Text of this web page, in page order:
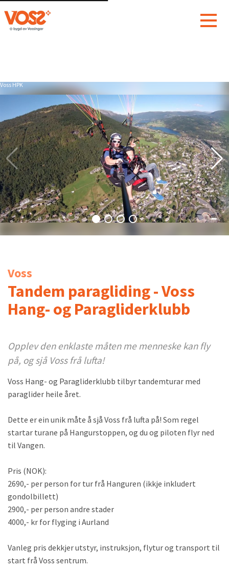
Voss HPK
Voss
Tandem paragliding - Voss
Hang- og Paragliderklubb
Opplev den enklaste måten me menneske kan fly
på, og sjå Voss frå lufta!
Voss Hang- og Paragliderklubb tilbyr tandemturar med
paraglider heile året.
Dette er ein unik måte å sjå Voss frå lufta på! Som regel
startar turane på Hangurstoppen, og du og piloten flyr ned
til Vangen.
Pris (NOK):
2690,- per person for tur frå Hanguren (ikkje inkludert
gondolbillett)
2900,- per person andre stader
4000,- kr for flyging i Aurland
Vanleg pris dekkjer utstyr, instruksjon, flytur og transport til
start frå Voss sentrum.